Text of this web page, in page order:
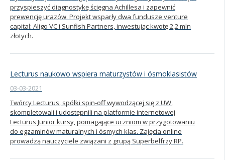
przyspieszyć diagnostykę ścięgna Achillesa i zapewnić
prewencję urazów. Projekt wsparły dwa fundusze venture
capital: Aligo VC i Sunfish Partners, inwestując kwotę 2,2 mln
złotych.
Lecturus naukowo wspiera maturzystów i ósmoklasistów
03-03-2021
Twórcy Lecturus, spółki spin-off wywodzącej się z UW,
skompletowali i udostępnili na platformie internetowej
Lecturus Junior kursy, pomagające uczniom w przygotowaniu
do egzaminów maturalnych i ósmych klas. Zajęcia online
prowadzą nauczyciele związani z grupą Superbelfrzy RP.